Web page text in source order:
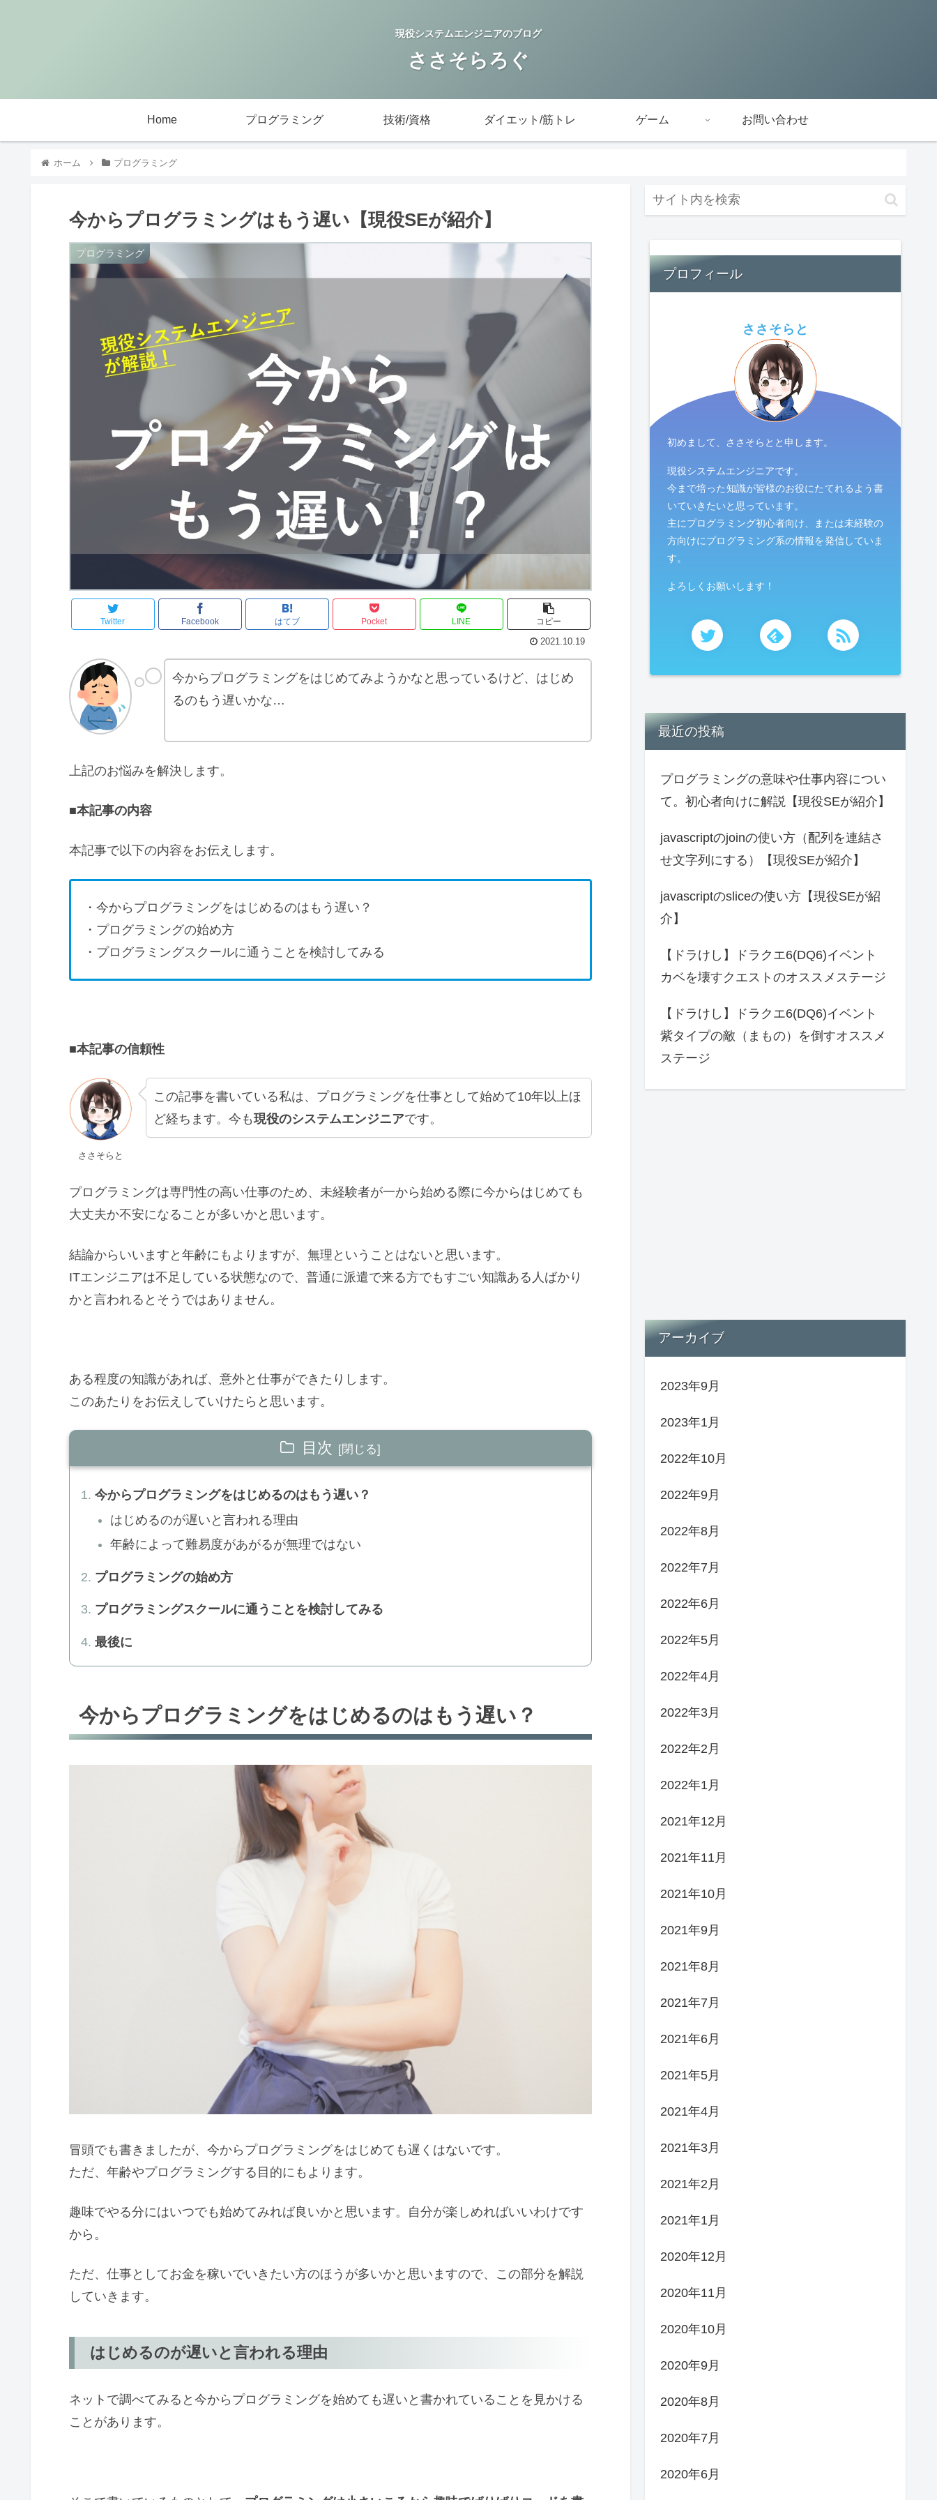
現役システムエンジニアのブログ
ささそらろぐ
Home プログラミング 技術/資格 ダイエット/筋トレ ゲーム お問い合わせ
ホーム プログラミング
今からプログラミングはもう遅い【現役SEが紹介】
プログラミング
Twitter Facebook はてブ Pocket LINE コピー
2021.10.19
今からプログラミングをはじめてみようかなと思っているけど、はじめ
るのもう遅いかな…
上記のお悩みを解決します。
■本記事の内容
本記事で以下の内容をお伝えします。
・今からプログラミングをはじめるのはもう遅い？
・プログラミングの始め方
・プログラミングスクールに通うことを検討してみる
■本記事の信頼性
ささそらと
この記事を書いている私は、プログラミングを仕事として始めて10年以上ほ
ど経ちます。今も現役のシステムエンジニアです。
プログラミングは専門性の高い仕事のため、未経験者が一から始める際に今からはじめても
大丈夫か不安になることが多いかと思います。
結論からいいますと年齢にもよりますが、無理ということはないと思います。
ITエンジニアは不足している状態なので、普通に派遣で来る方でもすごい知識ある人ばかり
かと言われるとそうではありません。
ある程度の知識があれば、意外と仕事ができたりします。
このあたりをお伝えしていけたらと思います。
目次
今からプログラミングをはじめるのはもう遅い？
はじめるのが遅いと言われる理由
年齢によって難易度があがるが無理ではない
プログラミングの始め方
プログラミングスクールに通うことを検討してみる
最後に
今からプログラミングをはじめるのはもう遅い？
冒頭でも書きましたが、今からプログラミングをはじめても遅くはないです。
ただ、年齢やプログラミングする目的にもよります。
趣味でやる分にはいつでも始めてみれば良いかと思います。自分が楽しめればいいわけです
から。
ただ、仕事としてお金を稼いでいきたい方のほうが多いかと思いますので、この部分を解説
していきます。
はじめるのが遅いと言われる理由
ネットで調べてみると今からプログラミングを始めても遅いと書かれていることを見かける
ことがあります。
プロフィール
ささそらと
初めまして、ささそらとと申します。
現役システムエンジニアです。
今まで培った知識が皆様のお役にたてれるよう書
いていきたいと思っています。
主にプログラミング初心者向け、または未経験の
方向けにプログラミング系の情報を発信していま
す。
よろしくお願いします！
最近の投稿
プログラミングの意味や仕事内容につい
て。初心者向けに解説【現役SEが紹介】
javascriptのjoinの使い方（配列を連結さ
せ文字列にする）【現役SEが紹介】
javascriptのsliceの使い方【現役SEが紹
介】
【ドラけし】ドラクエ6(DQ6)イベント
カベを壊すクエストのオススメステージ
【ドラけし】ドラクエ6(DQ6)イベント
紫タイプの敵（まもの）を倒すオススメ
ステージ
アーカイブ
2023年9月
2023年1月
2022年10月
2022年9月
2022年8月
2022年7月
2022年6月
2022年5月
2022年4月
2022年3月
2022年2月
2022年1月
2021年12月
2021年11月
2021年10月
2021年9月
2021年8月
2021年7月
2021年6月
2021年5月
2021年4月
2021年3月
2021年2月
2021年1月
2020年12月
2020年11月
2020年10月
2020年9月
2020年8月
2020年7月
2020年6月